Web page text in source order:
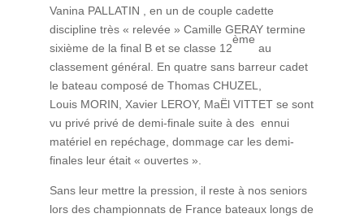
Vanina PALLATIN , en un de couple cadette
discipline très « relevée » Camille GERAY termine
sixième de la final B et se classe 12
ème
au
classement général. En quatre sans barreur cadet
le bateau composé de Thomas CHUZEL,
Louis MORIN, Xavier LEROY, MaËl VITTET se sont
vu privé privé de demi-finale suite à des ennui
matériel en repéchage, dommage car les demi-
finales leur était « ouvertes ».
Sans leur mettre la pression, il reste à nos seniors
lors des championnats de France bateaux longs de